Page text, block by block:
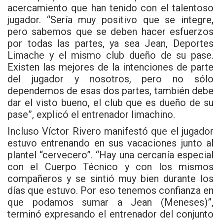
acercamiento que han tenido con el talentoso
jugador. “Sería muy positivo que se integre,
pero sabemos que se deben hacer esfuerzos
por todas las partes, ya sea Jean, Deportes
Limache y el mismo club dueño de su pase.
Existen las mejores de la intenciones de parte
del jugador y nosotros, pero no sólo
dependemos de esas dos partes, también debe
dar el visto bueno, el club que es dueño de su
pase”, explicó el entrenador limachino.
Incluso Víctor Rivero manifestó que el jugador
estuvo entrenando en sus vacaciones junto al
plantel “cervecero”. “Hay una cercanía especial
con el Cuerpo Técnico y con los mismos
compañeros y se sintió muy bien durante los
días que estuvo. Por eso tenemos confianza en
que podamos sumar a Jean (Meneses)”,
terminó expresando el entrenador del conjunto